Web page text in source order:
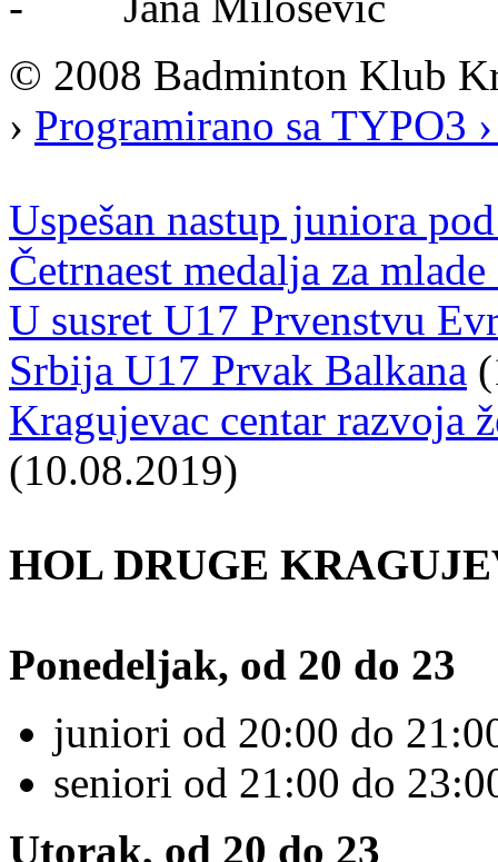
© 2008 Badminton Klub
› Programirano sa TYPO3
Uspešan nastup juniora
Četrnaest medalja za
U susret U17 Prvenstvu
Srbija U17 Prvak Balkana
Kragujevac centar razvoja
(10.08.2019)
HOL DRUGE
Ponedeljak, od 20 do 23
juniori od 20:00 do
seniori od 21:00 do
Utorak, od 20 do 23